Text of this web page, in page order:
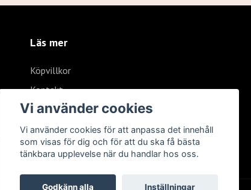
Läs mer
Köpvillkor
Kontakt
Vi använder cookies
Vi använder cookies för att anpassa det innehåll
som visas för dig och för att du ska få bästa
tänkbara upplevelse när du handlar hos oss.
Godkänn alla Inställningar